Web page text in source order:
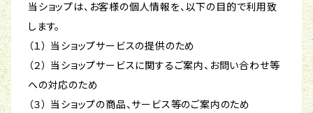
当ショップは、お客様の個人情報を、以下の目的で利用致
します。
（１） 当ショップサービスの提供のため
（２） 当ショップサービスに関するご案内、お問い合わせ等
への対応のため
（３） 当ショップの商品、サービス等のご案内のため